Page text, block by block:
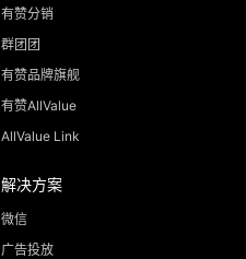
有赞分销
群团团
有赞品牌旗舰
有赞AllValue
AllValue Link
解决方案
微信
广告投放